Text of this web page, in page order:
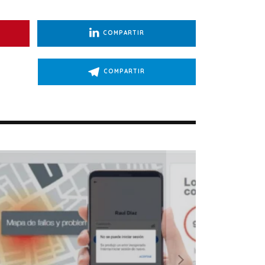
COMPARTIR
COMPARTIR